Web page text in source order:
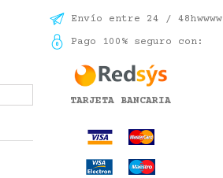
Envío entre 24 / 48hwwww
Pago 100% seguro con:
TARJETA BANCARIA